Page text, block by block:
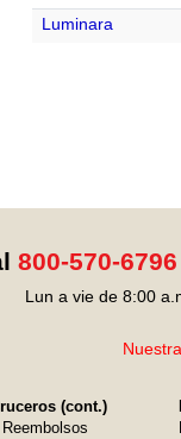
Luminara
800-570-6796
Lun a vie de 8:00
(cont.)